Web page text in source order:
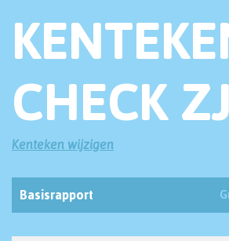
CHECK
Kenteken wijzigen
Basisrapport